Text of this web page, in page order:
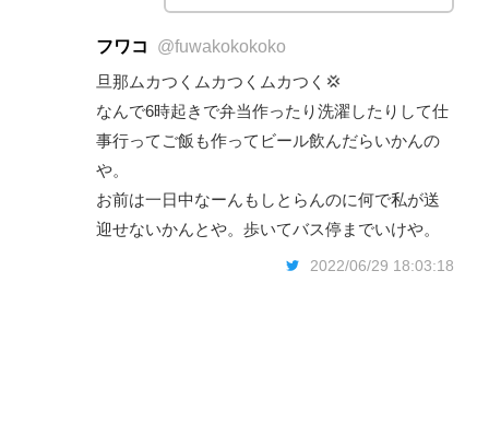
フワコ
@fuwakokokoko
旦那ムカつくムカつくムカつく💢
なんで6時起きで弁当作ったり洗濯したりして仕
事行ってご飯も作ってビール飲んだらいかんの
や。
お前は一日中なーんもしとらんのに何で私が送
迎せないかんとや。歩いてバス停までいけや。
2022/06/29 18:03:18